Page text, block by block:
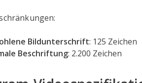
Bildunterschrift: 125 Zeichen
Beschriftung: 2.200 Zeichen